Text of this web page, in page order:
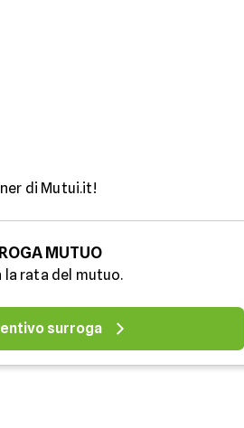
di Mutui.it!
MUTUO
la rata del mutuo.
surroga